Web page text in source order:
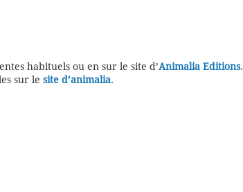
habituels ou en sur le site d’Animalia Editions.
sur le site d’animalia.